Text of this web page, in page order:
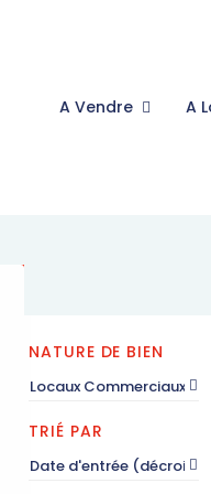
A Vendre A
NATURE DE BIEN
Locaux Commerciaux
TRIÉ PAR
Date d'entrée